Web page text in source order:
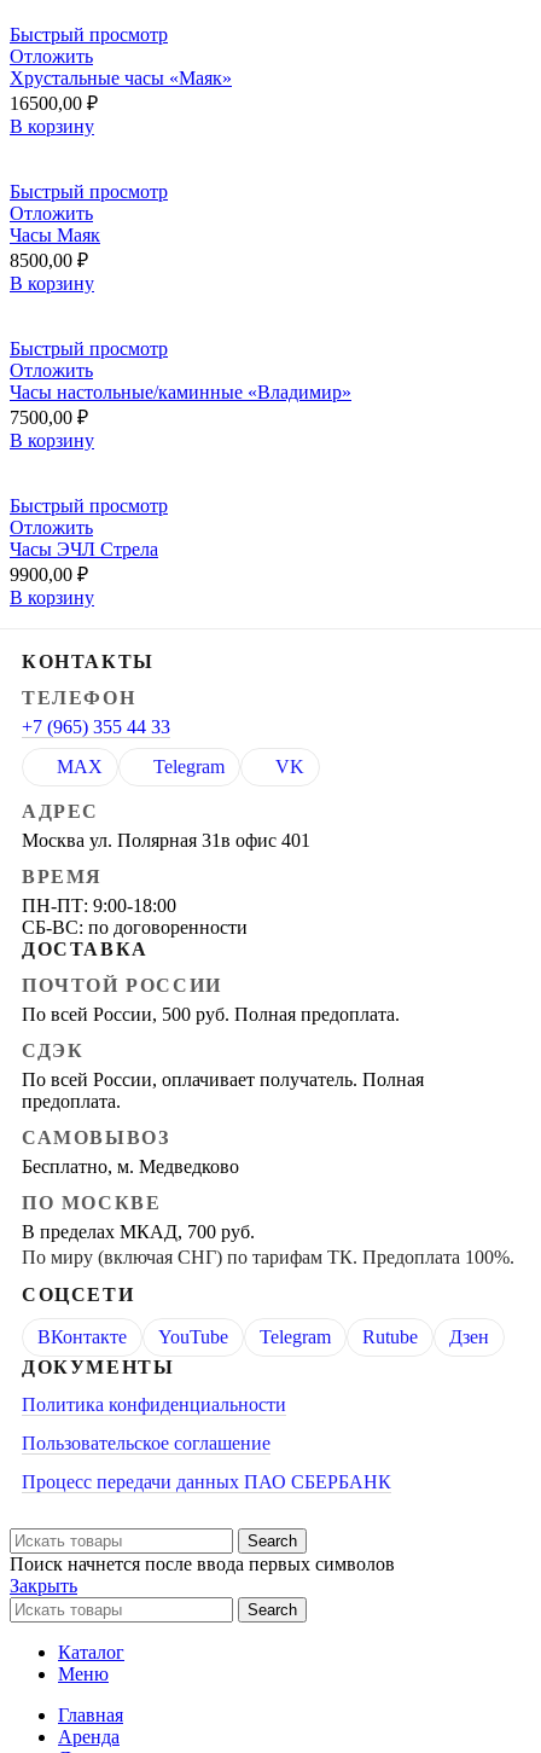
Быстрый просмотр
Отложить
Хрустальные часы «Маяк»
16500,00 ₽
В корзину
Быстрый просмотр
Отложить
Часы Маяк
8500,00 ₽
В корзину
Быстрый просмотр
Отложить
Часы настольные/каминные «Владимир»
7500,00 ₽
В корзину
Быстрый просмотр
Отложить
Часы ЭЧЛ Стрела
9900,00 ₽
В корзину
КОНТАКТЫ
ТЕЛЕФОН
+7 (965) 355 44 33
MAX
Telegram VK
АДРЕС
Москва ул. Полярная 31в офис 401
ВРЕМЯ
ПН-ПТ: 9:00-18:00
СБ-ВС: по договоренности
ДОСТАВКА
ПОЧТОЙ РОССИИ
По всей России, 500 руб. Полная предоплата.
СДЭК
По всей России, оплачивает получатель. Полная
предоплата.
САМОВЫВОЗ
Бесплатно, м. Медведково
ПО МОСКВЕ
В пределах МКАД, 700 руб.
По миру (включая СНГ) по тарифам ТК. Предоплата 100%.
СОЦСЕТИ
ВКонтакте YouTube Telegram Rutube
Дзен
ДОКУМЕНТЫ
Политика конфиденциальности
Пользовательское соглашение
Процесс передачи данных ПАО СБЕРБАНК
Search
Поиск начнется после ввода первых символов
Закрыть
Search
Каталог
Меню
Главная
Аренда